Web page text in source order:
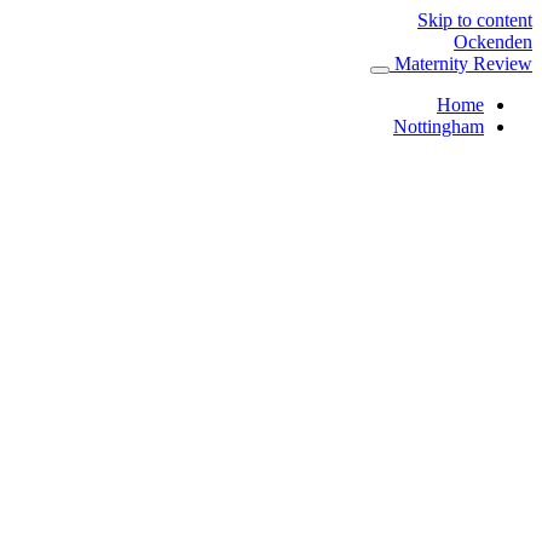
Skip to content
Ockenden
Maternity Review
Home
Nottingham